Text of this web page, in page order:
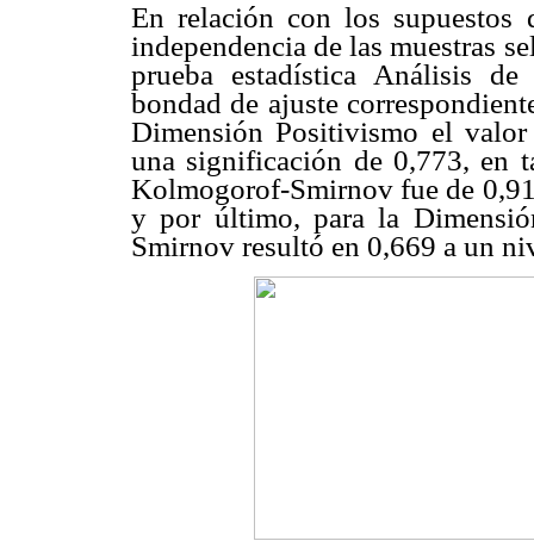
En relación con los supuestos
independencia de las muestras
prueba estadística Análisis
bondad de ajuste
Dimensión Positivismo el
una significación de 0,773, en
Kolmogorof-Smirnov fue de
y por último, para la
Smirnov resultó en 0,669 a un